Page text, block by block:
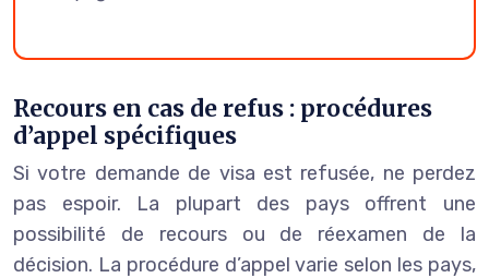
Recours en cas de refus : procédures
d’appel spécifiques
Si votre demande de visa est refusée, ne perdez
pas espoir. La plupart des pays offrent une
possibilité de recours ou de réexamen de la
décision. La procédure d’appel varie selon les pays,